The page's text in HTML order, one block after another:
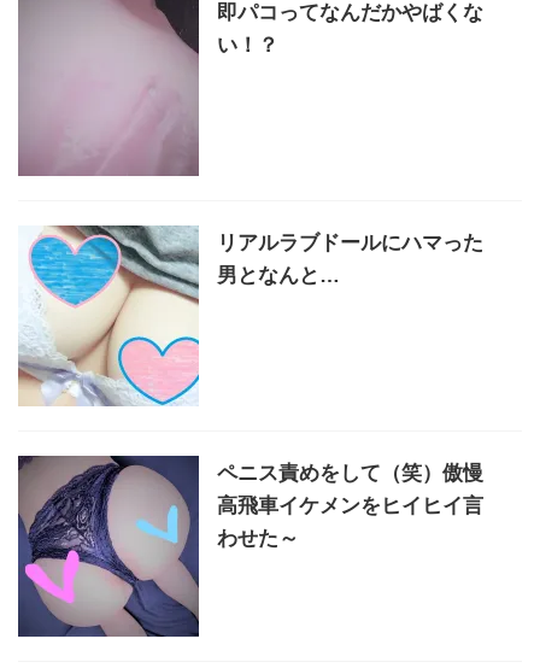
即パコってなんだかやばくな
い！？
リアルラブドールにハマった
男となんと…
ペニス責めをして（笑）傲慢
高飛車イケメンをヒイヒイ言
わせた～